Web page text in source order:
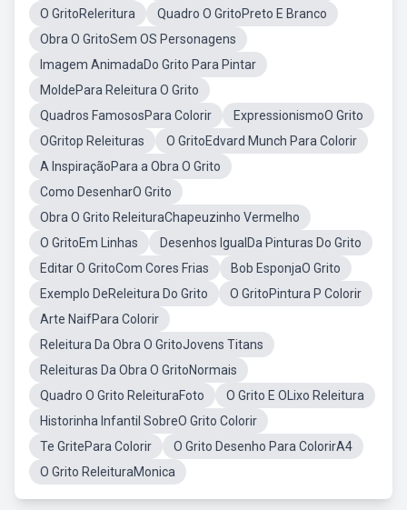
O GritoReleritura
Quadro O GritoPreto E Branco
Obra O GritoSem OS Personagens
Imagem AnimadaDo Grito Para Pintar
MoldePara Releitura O Grito
Quadros FamososPara Colorir
ExpressionismoO Grito
OGritop Releituras
O GritoEdvard Munch Para Colorir
A InspiraçãoPara a Obra O Grito
Como DesenharO Grito
Obra O Grito ReleituraChapeuzinho Vermelho
O GritoEm Linhas
Desenhos IgualDa Pinturas Do Grito
Editar O GritoCom Cores Frias
Bob EsponjaO Grito
Exemplo DeReleitura Do Grito
O GritoPintura P Colorir
Arte NaifPara Colorir
Releitura Da Obra O GritoJovens Titans
Releituras Da Obra O GritoNormais
Quadro O Grito ReleituraFoto
O Grito E OLixo Releitura
Historinha Infantil SobreO Grito Colorir
Te GritePara Colorir
O Grito Desenho Para ColorirA4
O Grito ReleituraMonica